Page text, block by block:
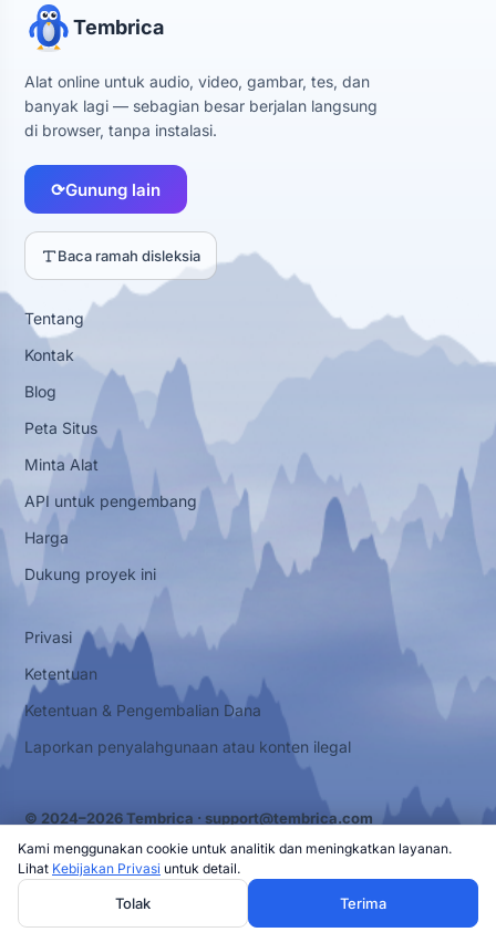
Tembrica
Alat online untuk audio, video, gambar, tes, dan
banyak lagi — sebagian besar berjalan langsung
di browser, tanpa instalasi.
⟳Gunung lain
Baca ramah disleksia
Tentang
Kontak
Blog
Peta Situs
Minta Alat
API untuk pengembang
Harga
Dukung proyek ini
Privasi
Ketentuan
Ketentuan & Pengembalian Dana
Laporkan penyalahgunaan atau konten ilegal
© 2024–2026 Tembrica · support@tembrica.com
Kami menggunakan cookie untuk analitik dan meningkatkan layanan.
Lihat Kebijakan Privasi untuk detail.
Tolak Terima